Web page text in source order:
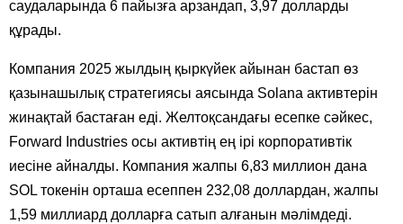
саудаларында 6 пайызға арзандап, 3,97 долларды
құрады.
Компания 2025 жылдың қыркүйек айынан бастап өз
қазынашылық стратегиясы аясында Solana активтерін
жинақтай бастаған еді. Желтоқсандағы есепке сәйкес,
Forward Industries осы активтің ең ірі корпоративтік
иесіне айналды. Компания жалпы 6,83 миллион дана
SOL токенін орташа есеппен 232,08 доллардан, жалпы
1,59 миллиард долларға сатып алғанын мәлімдеді.